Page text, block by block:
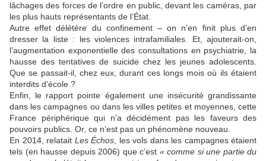
lâchages des forces de l’ordre en public, devant les caméras, par
les plus hauts représentants de l’État.
Autre effet délétère du confinement – on n’en finit plus d’en
dresser la liste : les violences intrafamiliales. Et, ajouterait-on,
l’augmentation exponentielle des consultations en psychiatrie, la
hausse des tentatives de suicide chez les jeunes adolescents.
Que se passait-il, chez eux, durant ces longs mois où ils étaient
interdits d’école ?
Enfin, le rapport pointe également une insécurité grandissante
dans les campagnes ou dans les villes petites et moyennes, cette
France périphérique qui n’a décidément pas les faveurs des
pouvoirs publics. Or, ce n’est pas un phénomène nouveau.
En 2014, relatait Les Échos , les vols dans les campagnes étaient
tels (en hausse depuis 2006) que c’est « comme si une partie du